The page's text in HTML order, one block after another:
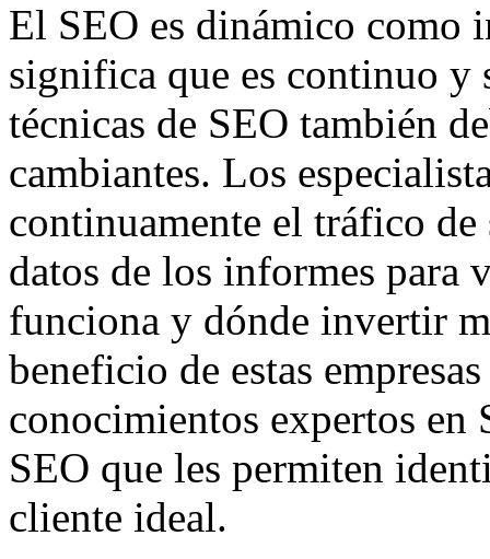
El SEO es dinámico como
significa que es continuo y
técnicas de SEO también
cambiantes. Los
continuamente el tráfico
datos de los informes para
funciona y dónde invertir
beneficio de estas
conocimientos expertos en
SEO que les permiten
cliente ideal.